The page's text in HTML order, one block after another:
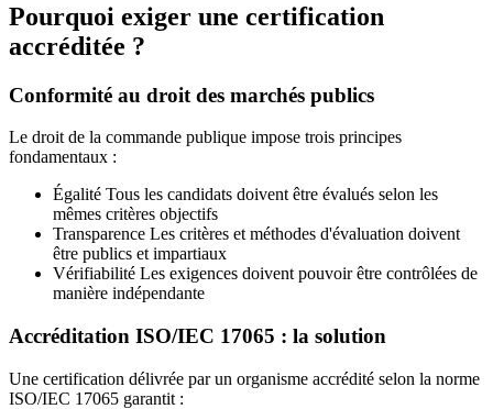
Pourquoi exiger une certification
accréditée ?
Conformité au droit des marchés publics
Le droit de la commande publique impose trois principes
fondamentaux :
Égalité Tous les candidats doivent être évalués selon les
mêmes critères objectifs
Transparence Les critères et méthodes d'évaluation doivent
être publics et impartiaux
Vérifiabilité Les exigences doivent pouvoir être contrôlées de
manière indépendante
Accréditation ISO/IEC 17065 : la solution
Une certification délivrée par un organisme accrédité selon la norme
ISO/IEC 17065 garantit :